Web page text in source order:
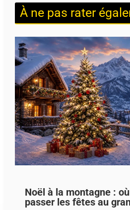
À ne pas rater
Noël à la montagne :
passer les fêtes au